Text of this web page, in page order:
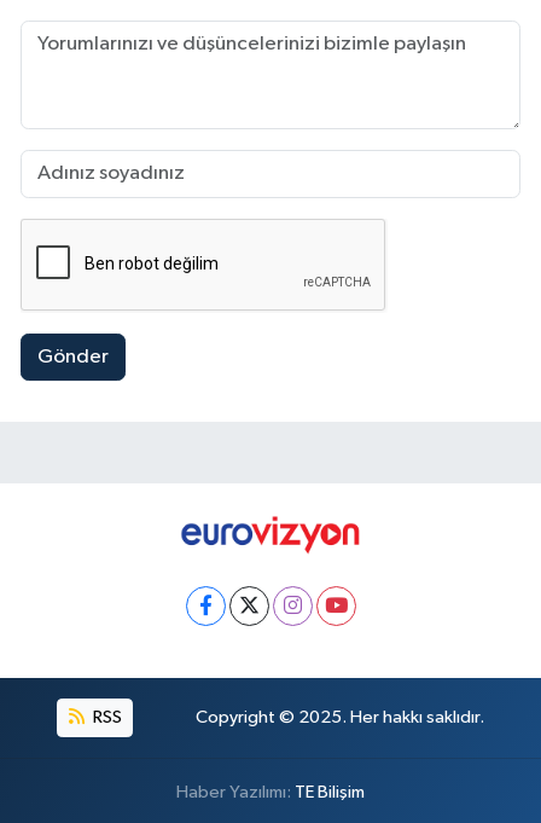
Gönder
RSS Copyright © 2025. Her hakkı saklıdır.
Haber Yazılımı: TE Bilişim